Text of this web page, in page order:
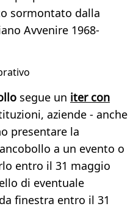
sormontato dalla
Avvenire 1968-
segue un iter con
aziende - anche
presentare la
a un evento o
entro il 31 maggio
di eventuale
finestra entro il 31